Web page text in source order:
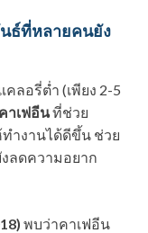
ธ์ที่หลายคนยัง
ลอรี่ต่ำ (เพียง 2-5
คาเฟอีนที่ช่วย
ทำงานได้ดีขึ้น ช่วย
ลดความอยาก
พบว่าคาเฟอีน